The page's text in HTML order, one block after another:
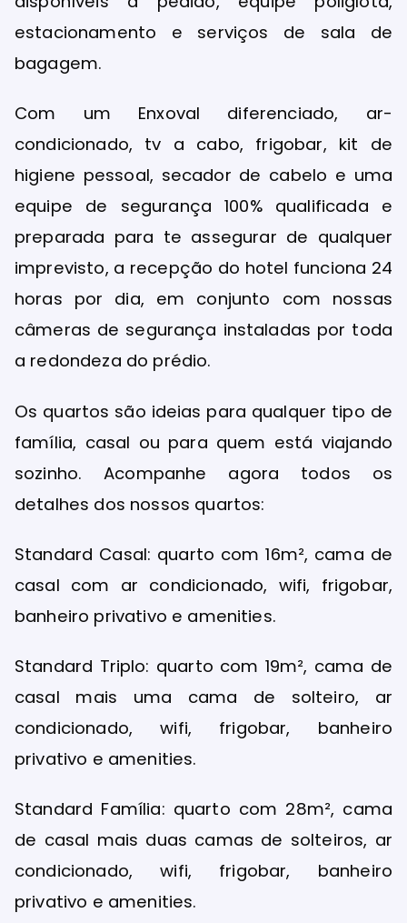
estacionamento e serviços de sala de
bagagem.
Com um Enxoval diferenciado, ar-
condicionado, tv a cabo, frigobar, kit de
higiene pessoal, secador de cabelo e uma
equipe de segurança 100% qualificada e
preparada para te assegurar de qualquer
imprevisto, a recepção do hotel funciona 24
horas por dia, em conjunto com nossas
câmeras de segurança instaladas por toda
a redondeza do prédio.
Os quartos são ideias para qualquer tipo de
família, casal ou para quem está viajando
sozinho. Acompanhe agora todos os
detalhes dos nossos quartos:
Standard Casal: quarto com 16m², cama de
casal com ar condicionado, wifi, frigobar,
banheiro privativo e amenities.
Standard Triplo: quarto com 19m², cama de
casal mais uma cama de solteiro, ar
condicionado, wifi, frigobar, banheiro
privativo e amenities.
Standard Família: quarto com 28m², cama
de casal mais duas camas de solteiros, ar
condicionado, wifi, frigobar, banheiro
privativo e amenities.